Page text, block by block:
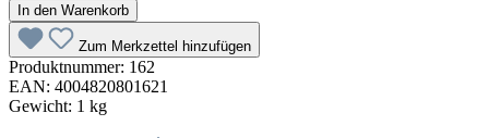
In den Warenkorb
Zum Merkzettel hinzufügen
Produktnummer: 162
EAN: 4004820801621
Gewicht: 1 kg